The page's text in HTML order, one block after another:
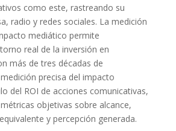
como este, rastreando su
radio y redes sociales. La medición
mediático permite
real de la inversión en
más de tres décadas de
precisa del impacto
del ROI de acciones comunicativas,
objetivas sobre alcance,
y percepción generada.